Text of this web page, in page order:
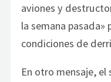
aviones y
la semana pasada»
condiciones de
En otro mensaje,